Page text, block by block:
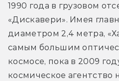
1990 года в грузовом
«Дискавери». Имея
диаметром 2,4 метра,
самым большим
космосе, пока в 2009
космическое агентство